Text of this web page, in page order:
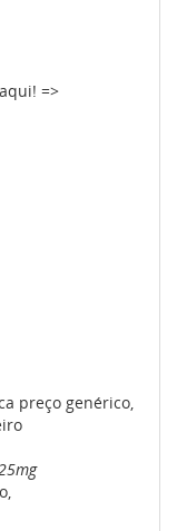
aqui! =>
preço genérico,